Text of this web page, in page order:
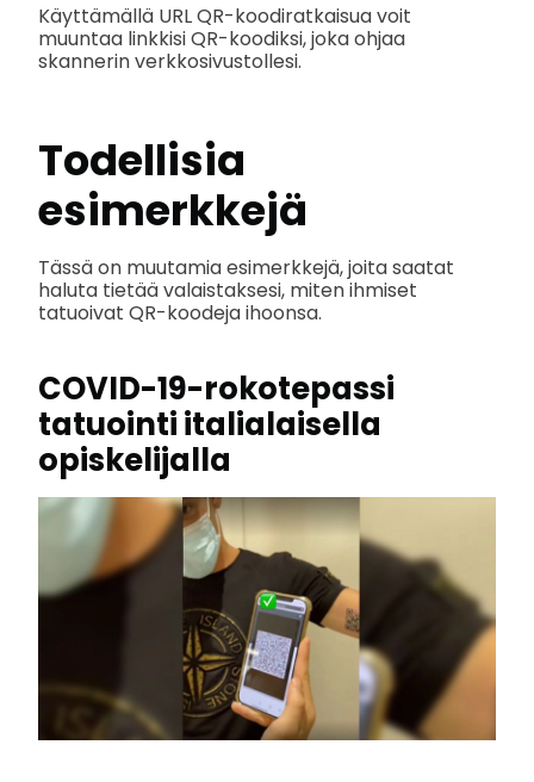
Käyttämällä URL QR-koodiratkaisua voit
muuntaa linkkisi QR-koodiksi, joka ohjaa
skannerin verkkosivustollesi.
Todellisia
esimerkkejä
Tässä on muutamia esimerkkejä, joita saatat
haluta tietää valaistaksesi, miten ihmiset
tatuoivat QR-koodeja ihoonsa.
COVID-19-rokotepassi
tatuointi italialaisella
opiskelijalla